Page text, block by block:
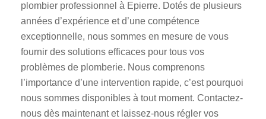
plombier professionnel à Epierre. Dotés de plusieurs
années d’expérience et d’une compétence
exceptionnelle, nous sommes en mesure de vous
fournir des solutions efficaces pour tous vos
problèmes de plomberie. Nous comprenons
l’importance d’une intervention rapide, c’est pourquoi
nous sommes disponibles à tout moment. Contactez-
nous dès maintenant et laissez-nous régler vos